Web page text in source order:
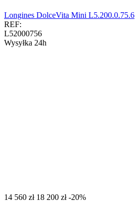
Longines DolceVita Mini L5.200.0.75.6
REF:
L52000756
Wysyłka 24h
‍14 560‍ zł ‍18 200‍ zł -20%